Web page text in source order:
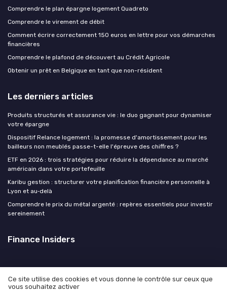
Comprendre le plan épargne logement Quadreto
Comprendre le virement de débit
Comment écrire correctement 150 euros en lettre pour vos démarches
financières
Comprendre le plafond de découvert au Crédit Agricole
Obtenir un prêt en Belgique en tant que non-résident
Les derniers articles
Produits structurés et assurance vie : le duo gagnant pour dynamiser
votre épargne
Dispositif Relance logement : la promesse d'amortissement pour les
bailleurs non meublés passe-t-elle l'épreuve des chiffres ?
ETF en 2026 : trois stratégies pour réduire la dépendance au marché
américain dans votre portefeuille
Karibu gestion : structurer votre planification financière personnelle à
Lyon et au‑delà
Comprendre le prix du métal argenté : repères essentiels pour investir
sereinement
Finance Insiders
Mentions légales
Ce site utilise des cookies et vous donne le contrôle sur ceux que
vous souhaitez activer